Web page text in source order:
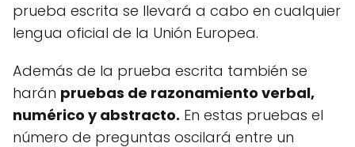
prueba escrita se llevará a cabo en cualquier
lengua oficial de la Unión Europea.
Además de la prueba escrita también se
harán pruebas de razonamiento verbal,
numérico y abstracto. En estas pruebas el
número de preguntas oscilará entre un